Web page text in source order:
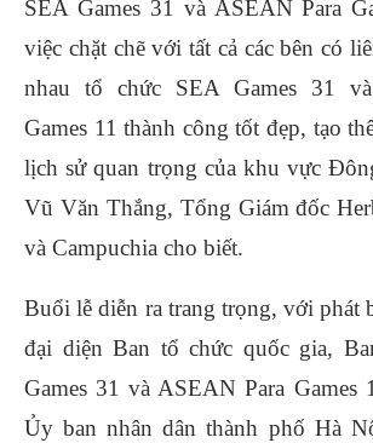
SEA Games 31 và ASEAN Para
việc chặt chẽ với tất cả các bên có
nhau tổ chức SEA Games 31
Games 11 thành công tốt đẹp, tạo
lịch sử quan trọng của khu vực
Vũ Văn Thắng, Tổng Giám đốc
và Campuchia cho biết.
Buổi lễ diễn ra trang trọng, với phát
đại diện Ban tổ chức quốc gia,
Games 31 và ASEAN Para Games
Ủy ban nhân dân thành phố Hà